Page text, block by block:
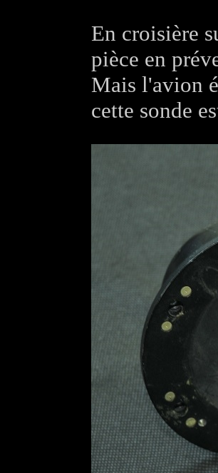
En croisière
pièce en
Mais l'avion
cette sonde